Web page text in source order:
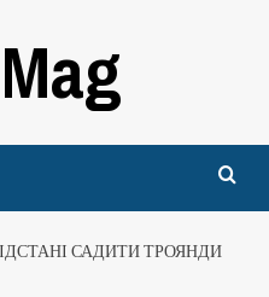
САДИТИ ТРОЯНДИ